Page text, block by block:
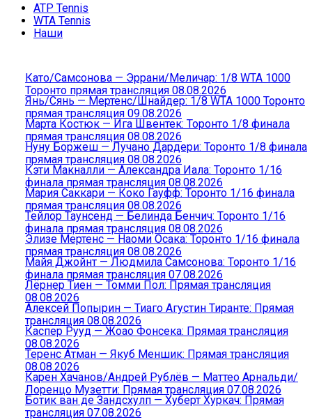
ATP Tennis
WTA Tennis
Наши
Като/Самсонова — Эррани/Меличар: 1/8 WTA 1000
Торонто прямая трансляция 08.08.2026
Янь/Сянь — Мертенс/Шнайдер: 1/8 WTA 1000 Торонто
прямая трансляция 09.08.2026
Марта Костюк — Ига Швентек: Торонто 1/8 финала
прямая трансляция 08.08.2026
Нуну Боржеш — Лучано Дардери: Торонто 1/8 финала
прямая трансляция 08.08.2026
Кэти Макналли — Александра Иала: Торонто 1/16
финала прямая трансляция 08.08.2026
Мария Саккари — Коко Гауфф: Торонто 1/16 финала
прямая трансляция 08.08.2026
Тейлор Таунсенд — Белинда Бенчич: Торонто 1/16
финала прямая трансляция 08.08.2026
Элизе Мертенс — Наоми Осака: Торонто 1/16 финала
прямая трансляция 08.08.2026
Майя Джойнт — Людмила Самсонова: Торонто 1/16
финала прямая трансляция 07.08.2026
Лёрнер Тиен — Томми Пол: Прямая трансляция
08.08.2026
Алексей Попырин — Тиаго Агустин Тиранте: Прямая
трансляция 08.08.2026
Каспер Рууд — Жоао Фонсека: Прямая трансляция
08.08.2026
Теренс Атман — Якуб Меншик: Прямая трансляция
08.08.2026
Карен Хачанов/Андрей Рублёв — Маттео Арнальди/
Лоренцо Музетти: Прямая трансляция 07.08.2026
Ботик ван де Зандсхулп — Хуберт Хуркач: Прямая
трансляция 07.08.2026